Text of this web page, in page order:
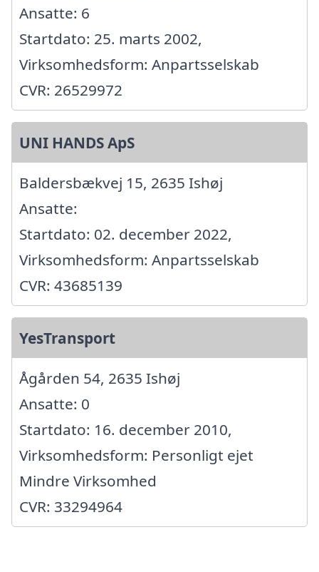
Ansatte: 6
Startdato: 25. marts 2002,
Virksomhedsform: Anpartsselskab
CVR: 26529972
UNI HANDS ApS
Baldersbækvej 15, 2635 Ishøj
Ansatte:
Startdato: 02. december 2022,
Virksomhedsform: Anpartsselskab
CVR: 43685139
YesTransport
Ågården 54, 2635 Ishøj
Ansatte: 0
Startdato: 16. december 2010,
Virksomhedsform: Personligt ejet
Mindre Virksomhed
CVR: 33294964